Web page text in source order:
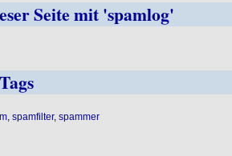
Seite mit 'spamlog'
, spamfilter, spammer